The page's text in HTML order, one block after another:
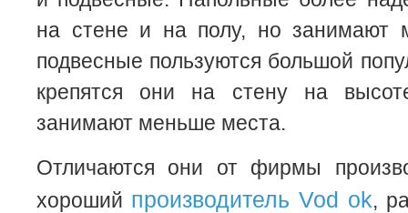
на стене и на полу, но занимают
подвесные пользуются большой
крепятся они на стену на
занимают меньше места.
Отличаются они от фирмы
хороший производитель Vod ok,